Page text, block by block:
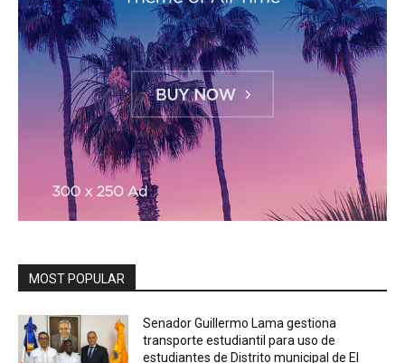
MOST POPULAR
Senador Guillermo Lama gestiona
transporte estudiantil para uso de
estudiantes de Distrito municipal de El